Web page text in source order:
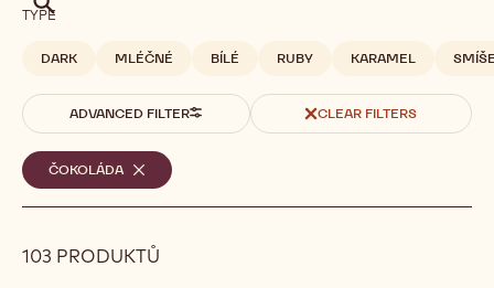
Hledat
TYPE
DARK MLÉČNÉ BÍLÉ RUBY KARAMEL
ADVANCED FILTER CLEAR FILTERS
Vybrané
filtry
ČOKOLÁDA
REMOVE
FILTER
103 PRODUKTŮ